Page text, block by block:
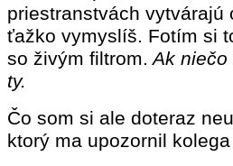
priestranstvách vytvárajú
ťažko vymyslíš. Fotím si
so živým filtrom. Ak niečo
ty.
Čo som si ale doteraz
ktorý ma upozornil